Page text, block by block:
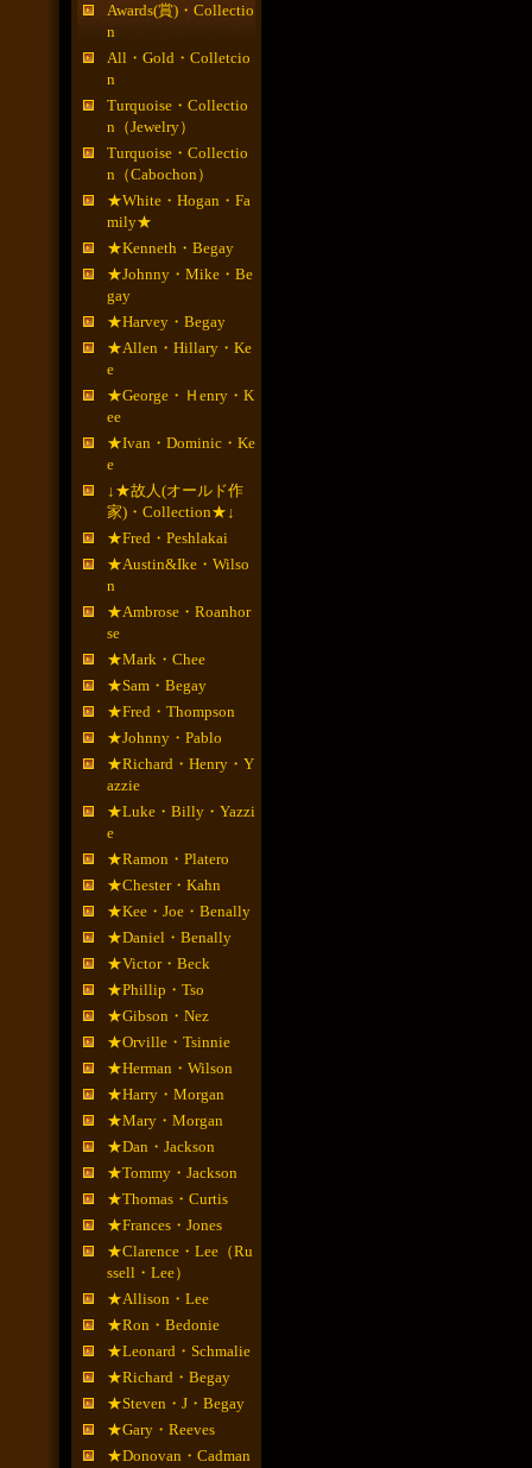
Awards(賞)・Collectio
n
All・Gold・Colletcio
n
Turquoise・Collectio
n（Jewelry）
Turquoise・Collectio
n（Cabochon）
★White・Hogan・Fa
mily★
★Kenneth・Begay
★Johnny・Mike・Be
gay
★Harvey・Begay
★Allen・Hillary・Ke
e
★George・Ｈenry・K
ee
★Ivan・Dominic・Ke
e
↓★故人(オールド作
家)・Collection★↓
★Fred・Peshlakai
★Austin&Ike・Wilso
n
★Ambrose・Roanhor
se
★Mark・Chee
★Sam・Begay
★Fred・Thompson
★Johnny・Pablo
★Richard・Henry・Y
azzie
★Luke・Billy・Yazzi
e
★Ramon・Platero
★Chester・Kahn
★Kee・Joe・Benally
★Daniel・Benally
★Victor・Beck
★Phillip・Tso
★Gibson・Nez
★Orville・Tsinnie
★Herman・Wilson
★Harry・Morgan
★Mary・Morgan
★Dan・Jackson
★Tommy・Jackson
★Thomas・Curtis
★Frances・Jones
★Clarence・Lee（Ru
ssell・Lee）
★Allison・Lee
★Ron・Bedonie
★Leonard・Schmalie
★Richard・Begay
★Steven・J・Begay
★Gary・Reeves
★Donovan・Cadman